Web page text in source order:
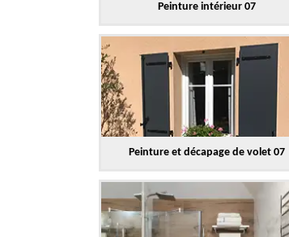
Peinture intérieur 07
Peinture et décapage de volet 07